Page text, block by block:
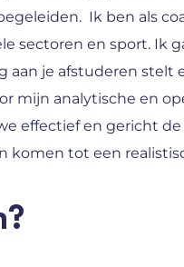
Ik ben als
sectoren en sport. Ik
je afstuderen stelt
mijn analytische en
effectief en gericht
tot een